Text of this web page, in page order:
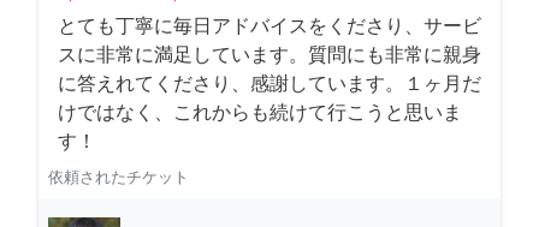
とても丁寧に毎日アドバイスをくださり、サービ
スに非常に満足しています。質問にも非常に親身
に答えれてくださり、感謝しています。１ヶ月だ
けではなく、これからも続けて行こうと思いま
す！
依頼されたチケット